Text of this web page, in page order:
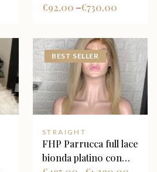
ombré
92,00
€ – 730,00
€
BEST SELLER
STRAIGHT
FHP Parrucca full lace
bionda platino con